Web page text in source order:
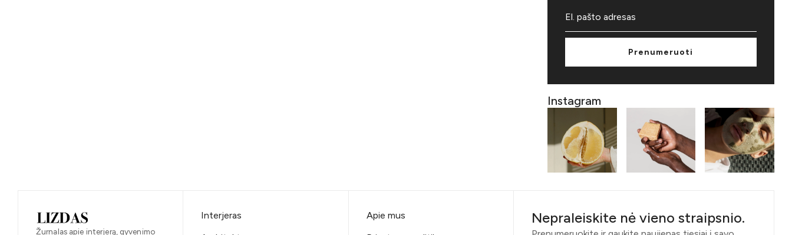
Prenumeruoti
Instagram
Žurnalas apie interjerą, gyvenimo
Interjeras
Apie mus
Nepraleiskite nė vieno straipsnio.